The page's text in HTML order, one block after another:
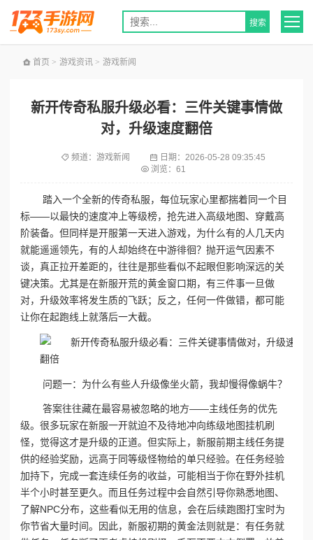
首页 > 游戏资讯 > 游戏新闻
新开传奇私服升级必看：三件关键事情做
对，升级速度翻倍
频道： 游戏新闻 日期： 2026-05-28 09:35:45
浏览：61
踏入一个全新的传奇私服，每位玩家心里都揣着同一个目
标——以最快的速度冲上等级榜，抢先进入高级地图、穿戴高
阶装备。但同样是开服第一天进入游戏，为什么有的人几天内
就能遥遥领先，有的人却始终在中游徘徊？抛开运气因素不
谈，真正拉开差距的，往往是那些看似不起眼但影响深远的关
键决策。尤其是在新服开荒的黄金窗口期，有三件事一旦做
对，升级效率将发生质的飞跃；反之，任何一件做错，都可能
让你在起跑线上就落后一大截。
问题一：为什么有些人升级像坐火箭，我却慢得像蜗牛？‌
答案往往藏在最容易被忽略的地方——主线任务的优先
级。很多玩家在新服一开就迫不及待地冲向练级地图挂机刷
怪，觉得这才是升级的正道。但实际上，新服前期主线任务提
供的经验奖励，远高于同等级怪物给的单只经验。在任务经验
加持下，完成一套连续任务的收益，可能相当于你在野外挂机
半个小时甚至更久。而且任务过程中会自然引导你熟悉地图、
了解NPC分布，这些看似无用的信息，会在后续跑图打宝时为
你节省大量时间。因此，新服初期的黄金法则就是：有任务就